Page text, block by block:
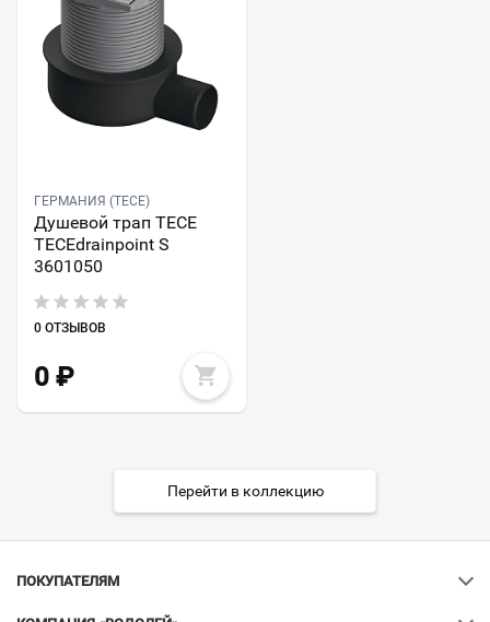
ГЕРМАНИЯ (TECE)
Душевой трап TECE
TECEdrainpoint S
3601050
0 ОТЗЫВОВ
0 ₽
Перейти в коллекцию
ПОКУПАТЕЛЯМ